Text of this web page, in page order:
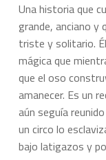
Una historia que
grande, anciano y
triste y solitario.
mágica que
que el oso
amanecer. Es un
aún seguía
un circo lo
bajo latigazos y